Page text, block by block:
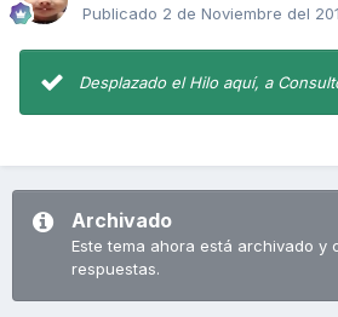
Publicado 2 de Noviembre del
Desplazado el Hilo aquí, a
Archivado
Este tema ahora está archivado y
respuestas.